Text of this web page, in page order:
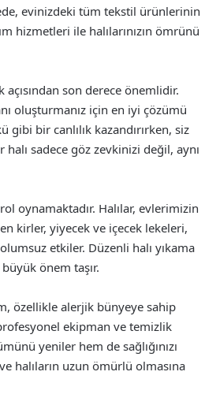
evinizdeki tüm tekstil ürünlerinin
hizmetleri ile halılarınızın ömrünü
son derece önemlidir.
oluşturmanız için en iyi çözümü
gibi bir canlılık kazandırırken, siz
sadece göz zevkinizi değil, aynı
oynamaktadır. Halılar, evlerimizin
kirler, yiyecek ve içecek lekeleri,
etkiler. Düzenli halı yıkama
önem taşır.
özellikle alerjik bünyeye sahip
ekipman ve temizlik
yeniler hem de sağlığınızı
halıların uzun ömürlü olmasına